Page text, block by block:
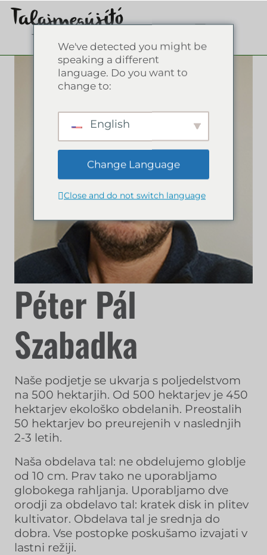
Péter Pál
Szabadka
Naše podjetje se ukvarja s poljedelstvom
na 500 hektarjih. Od 500 hektarjev je 450
hektarjev ekološko obdelanih. Preostalih
50 hektarjev bo preurejenih v naslednjih
2-3 letih.
Naša obdelava tal: ne obdelujemo globlje
od 10 cm. Prav tako ne uporabljamo
globokega rahljanja. Uporabljamo dve
orodji za obdelavo tal: kratek disk in plitev
kultivator. Obdelava tal je srednja do
dobra. Vse postopke poskušamo izvajati v
lastni režiji.
We've detected you might be
speaking a different
language. Do you want to
change to:
English
Change Language
Close and do not switch language